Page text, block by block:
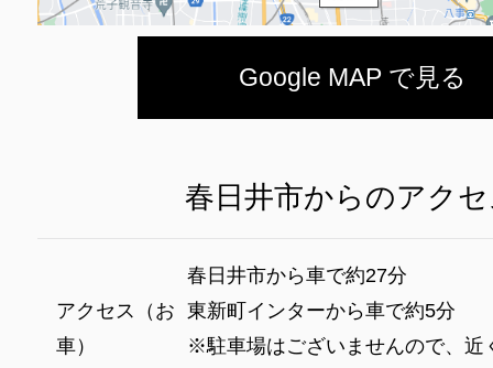
Google MAP で見る
春日井市からのアク
アクセス（お
車）
春日井市から車で約27分
東新町インターから車で約5分
※駐車場はございませんので、近